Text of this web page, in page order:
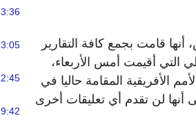
أنها قامت بجمع كافة التقارير
التي أقيمت أمس الأربعاء،
الأفريقية المقامة حاليا في
أنها لن تقدم أي تعليقات أخرى